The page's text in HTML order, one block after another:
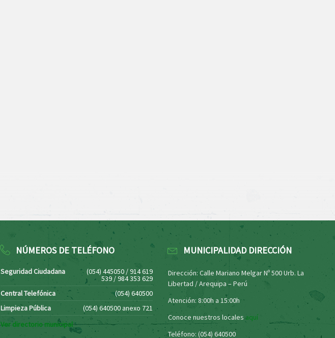
NÚMEROS DE TELÉFONO
Seguridad Ciudadana (054) 445050 / 914 619
539 / 984 353 629
Central Telefónica
(054) 640500
Limpieza Pública
(054) 640500 anexo 721
Ver directorio municipal
MUNICIPALIDAD DIRECCIÓN
Dirección: Calle Mariano Melgar Nº 500 Urb. La
Libertad / Arequipa – Perú
Atención: 8:00h a 15:00h
Conoce nuestros locales aquí
Teléfono: (054) 640500